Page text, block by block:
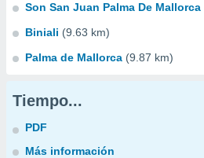
Son San Juan Palma De Mallorca
Biniali (9.63 km)
Palma de Mallorca (9.87 km)
Tiempo...
PDF
Más información